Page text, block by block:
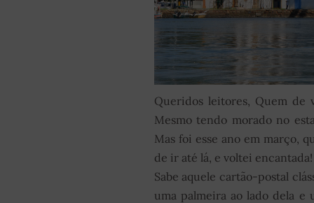
Queridos leitores, Quem de
Mesmo tendo morado no
Mas foi esse ano em março,
de ir até lá, e voltei encantada!
Sabe aquele cartão-postal
uma palmeira ao lado dela e